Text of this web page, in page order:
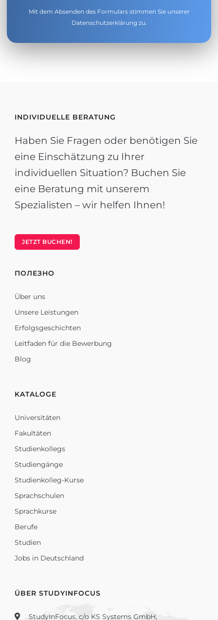
Mit dem Absenden des Formulars stimmen Sie unserer
Datenschutzerklärung zu.
INDIVIDUELLE BERATUNG
Haben Sie Fragen oder benötigen Sie
eine Einschätzung zu Ihrer
individuellen Situation? Buchen Sie
eine Beratung mit unserem
Spezialisten – wir helfen Ihnen!
JETZT BUCHEN!
ПОЛЕЗНО
Über uns
Unsere Leistungen
Erfolgsgeschichten
Leitfaden für die Bewerbung
Blog
KATALOGE
Universitäten
Fakultäten
Studienkollegs
Studiengänge
Studienkolleg-Kurse
Sprachschulen
Sprachkurse
Berufe
Studien
Jobs in Deutschland
ÜBER STUDYINFOCUS
StudyInFocus, c/o KS Systems GmbH,